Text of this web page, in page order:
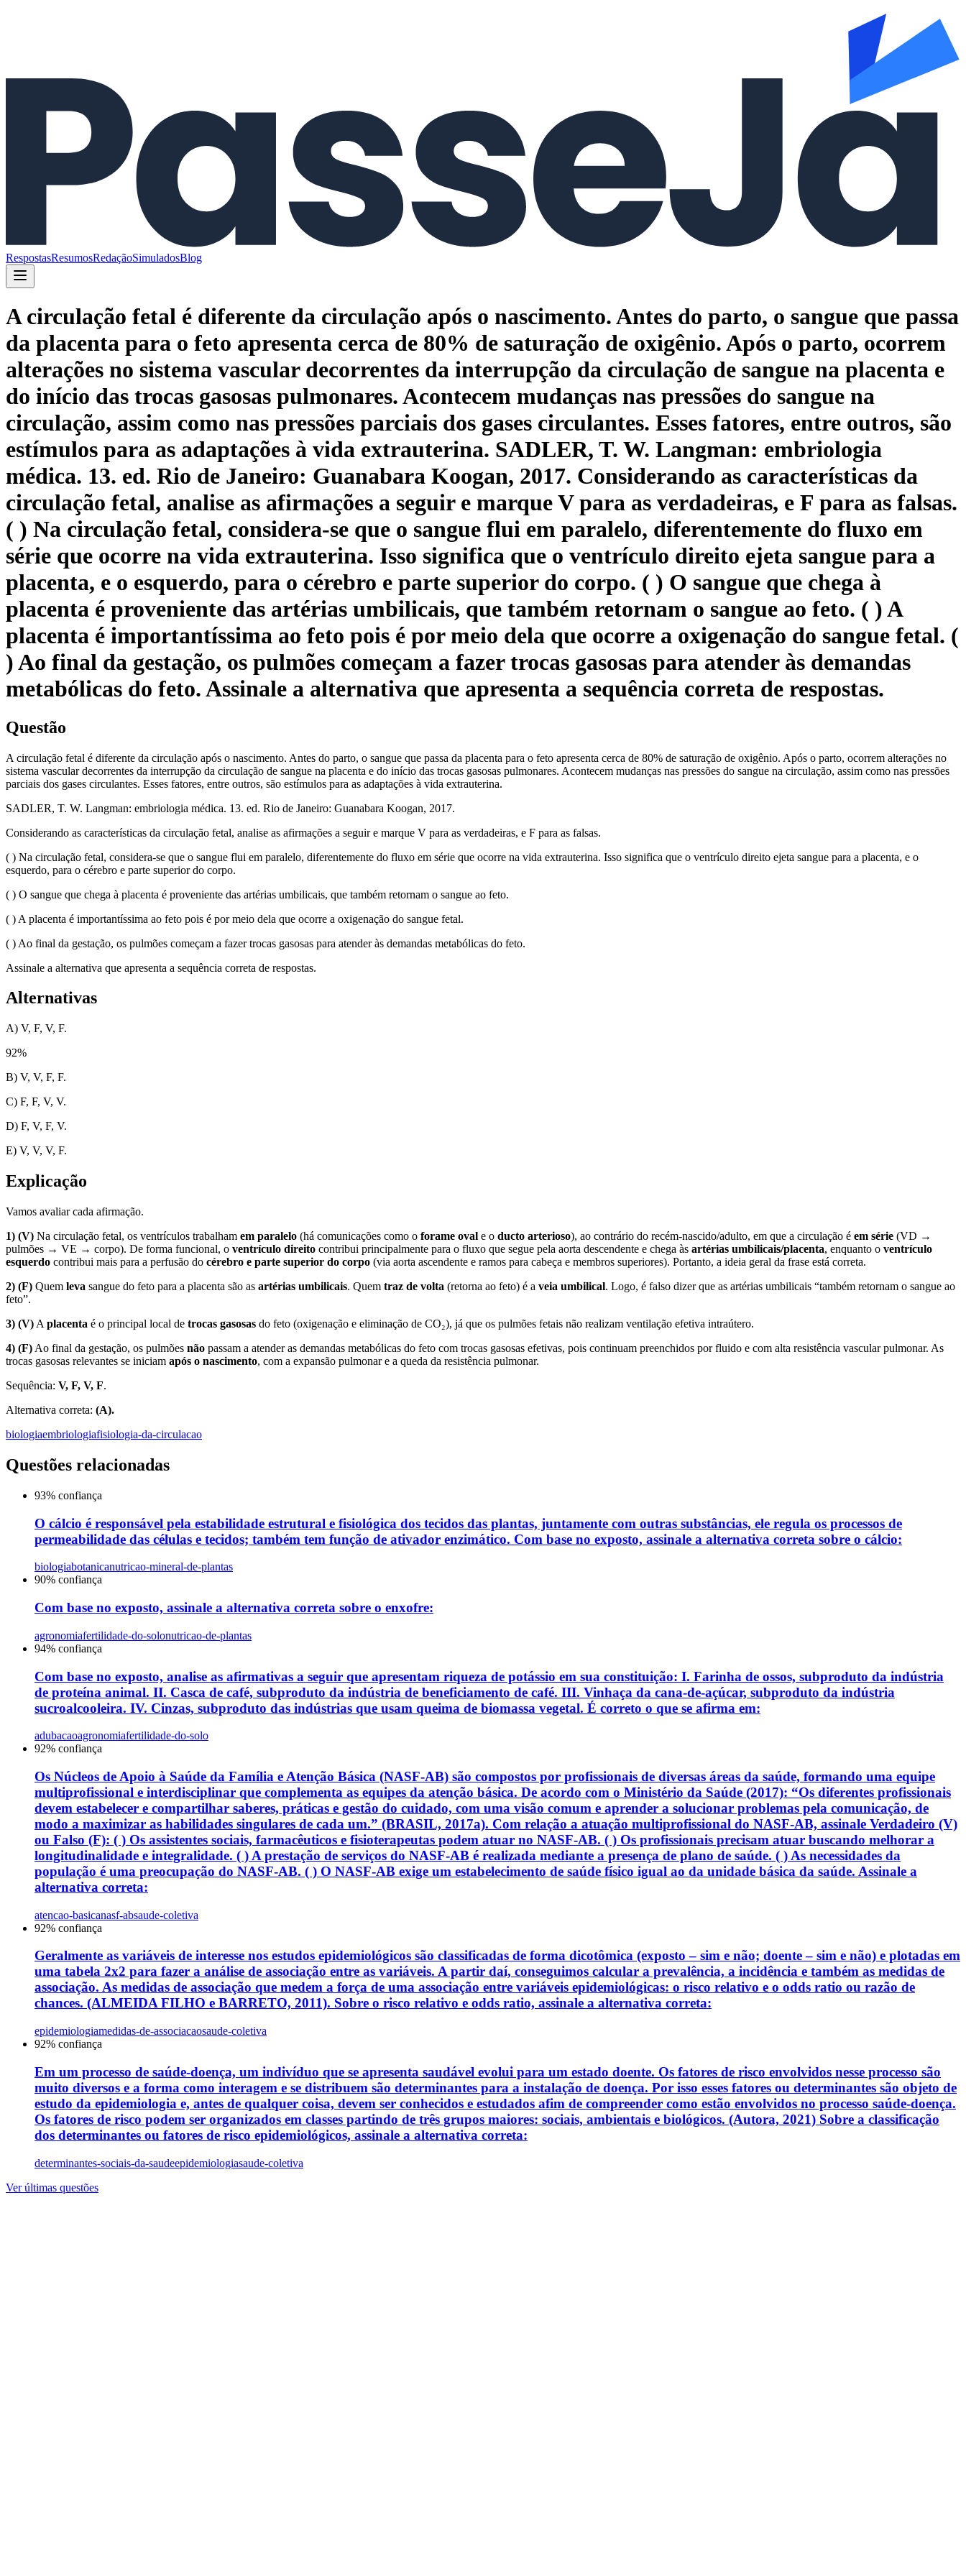
RespostasResumosRedaçãoSimuladosBlog
A circulação fetal é diferente da circulação após o nascimento. Antes do parto, o sangue que passa
da placenta para o feto apresenta cerca de 80% de saturação de oxigênio. Após o parto, ocorrem
alterações no sistema vascular decorrentes da interrupção da circulação de sangue na placenta e
do início das trocas gasosas pulmonares. Acontecem mudanças nas pressões do sangue na
circulação, assim como nas pressões parciais dos gases circulantes. Esses fatores, entre outros, são
estímulos para as adaptações à vida extrauterina. SADLER, T. W. Langman: embriologia
médica. 13. ed. Rio de Janeiro: Guanabara Koogan, 2017. Considerando as características da
circulação fetal, analise as afirmações a seguir e marque V para as verdadeiras, e F para as falsas.
( ) Na circulação fetal, considera-se que o sangue flui em paralelo, diferentemente do fluxo em
série que ocorre na vida extrauterina. Isso significa que o ventrículo direito ejeta sangue para a
placenta, e o esquerdo, para o cérebro e parte superior do corpo. ( ) O sangue que chega à
placenta é proveniente das artérias umbilicais, que também retornam o sangue ao feto. ( ) A
placenta é importantíssima ao feto pois é por meio dela que ocorre a oxigenação do sangue fetal. (
) Ao final da gestação, os pulmões começam a fazer trocas gasosas para atender às demandas
metabólicas do feto. Assinale a alternativa que apresenta a sequência correta de respostas.
Questão
A circulação fetal é diferente da circulação após o nascimento. Antes do parto, o sangue que passa da placenta para o feto apresenta cerca de 80% de saturação de oxigênio. Após o parto, ocorrem alterações no
sistema vascular decorrentes da interrupção da circulação de sangue na placenta e do início das trocas gasosas pulmonares. Acontecem mudanças nas pressões do sangue na circulação, assim como nas pressões
parciais dos gases circulantes. Esses fatores, entre outros, são estímulos para as adaptações à vida extrauterina.
SADLER, T. W. Langman: embriologia médica. 13. ed. Rio de Janeiro: Guanabara Koogan, 2017.
Considerando as características da circulação fetal, analise as afirmações a seguir e marque V para as verdadeiras, e F para as falsas.
( ) Na circulação fetal, considera-se que o sangue flui em paralelo, diferentemente do fluxo em série que ocorre na vida extrauterina. Isso significa que o ventrículo direito ejeta sangue para a placenta, e o
esquerdo, para o cérebro e parte superior do corpo.
( ) O sangue que chega à placenta é proveniente das artérias umbilicais, que também retornam o sangue ao feto.
( ) A placenta é importantíssima ao feto pois é por meio dela que ocorre a oxigenação do sangue fetal.
( ) Ao final da gestação, os pulmões começam a fazer trocas gasosas para atender às demandas metabólicas do feto.
Assinale a alternativa que apresenta a sequência correta de respostas.
Alternativas
A) V, F, V, F.
92%
B) V, V, F, F.
C) F, F, V, V.
D) F, V, F, V.
E) V, V, V, F.
Explicação
Vamos avaliar cada afirmação.
1) (V) Na circulação fetal, os ventrículos trabalham em paralelo (há comunicações como o forame oval e o ducto arterioso), ao contrário do recém-nascido/adulto, em que a circulação é em série (VD →
pulmões → VE → corpo). De forma funcional, o ventrículo direito contribui principalmente para o fluxo que segue pela aorta descendente e chega às artérias umbilicais/placenta, enquanto o ventrículo
esquerdo contribui mais para a perfusão do cérebro e parte superior do corpo (via aorta ascendente e ramos para cabeça e membros superiores). Portanto, a ideia geral da frase está correta.
2) (F) Quem leva sangue do feto para a placenta são as artérias umbilicais. Quem traz de volta (retorna ao feto) é a veia umbilical. Logo, é falso dizer que as artérias umbilicais “também retornam o sangue ao
feto”.
3) (V) A placenta é o principal local de trocas gasosas do feto (oxigenação e eliminação de CO₂), já que os pulmões fetais não realizam ventilação efetiva intraútero.
4) (F) Ao final da gestação, os pulmões não passam a atender as demandas metabólicas do feto com trocas gasosas efetivas, pois continuam preenchidos por fluido e com alta resistência vascular pulmonar. As
trocas gasosas relevantes se iniciam após o nascimento, com a expansão pulmonar e a queda da resistência pulmonar.
Sequência: V, F, V, F.
Alternativa correta: (A).
biologiaembriologiafisiologia-da-circulacao
Questões relacionadas
93% confiança
O cálcio é responsável pela estabilidade estrutural e fisiológica dos tecidos das plantas, juntamente com outras substâncias, ele regula os processos de
permeabilidade das células e tecidos; também tem função de ativador enzimático. Com base no exposto, assinale a alternativa correta sobre o cálcio:
biologiabotanicanutricao-mineral-de-plantas
90% confiança
Com base no exposto, assinale a alternativa correta sobre o enxofre:
agronomiafertilidade-do-solonutricao-de-plantas
94% confiança
Com base no exposto, analise as afirmativas a seguir que apresentam riqueza de potássio em sua constituição: I. Farinha de ossos, subproduto da indústria
de proteína animal. II. Casca de café, subproduto da indústria de beneficiamento de café. III. Vinhaça da cana-de-açúcar, subproduto da indústria
sucroalcooleira. IV. Cinzas, subproduto das indústrias que usam queima de biomassa vegetal. É correto o que se afirma em:
adubacaoagronomiafertilidade-do-solo
92% confiança
Os Núcleos de Apoio à Saúde da Família e Atenção Básica (NASF-AB) são compostos por profissionais de diversas áreas da saúde, formando uma equipe
multiprofissional e interdisciplinar que complementa as equipes da atenção básica. De acordo com o Ministério da Saúde (2017): “Os diferentes profissionais
devem estabelecer e compartilhar saberes, práticas e gestão do cuidado, com uma visão comum e aprender a solucionar problemas pela comunicação, de
modo a maximizar as habilidades singulares de cada um.” (BRASIL, 2017a). Com relação a atuação multiprofissional do NASF-AB, assinale Verdadeiro (V)
ou Falso (F): ( ) Os assistentes sociais, farmacêuticos e fisioterapeutas podem atuar no NASF-AB. ( ) Os profissionais precisam atuar buscando melhorar a
longitudinalidade e integralidade. ( ) A prestação de serviços do NASF-AB é realizada mediante a presença de plano de saúde. ( ) As necessidades da
população é uma preocupação do NASF-AB. ( ) O NASF-AB exige um estabelecimento de saúde físico igual ao da unidade básica da saúde. Assinale a
alternativa correta:
atencao-basicanasf-absaude-coletiva
92% confiança
Geralmente as variáveis de interesse nos estudos epidemiológicos são classificadas de forma dicotômica (exposto – sim e não; doente – sim e não) e plotadas em
uma tabela 2x2 para fazer a análise de associação entre as variáveis. A partir daí, conseguimos calcular a prevalência, a incidência e também as medidas de
associação. As medidas de associação que medem a força de uma associação entre variáveis epidemiológicas: o risco relativo e o odds ratio ou razão de
chances. (ALMEIDA FILHO e BARRETO, 2011). Sobre o risco relativo e odds ratio, assinale a alternativa correta:
epidemiologiamedidas-de-associacaosaude-coletiva
92% confiança
Em um processo de saúde-doença, um indivíduo que se apresenta saudável evolui para um estado doente. Os fatores de risco envolvidos nesse processo são
muito diversos e a forma como interagem e se distribuem são determinantes para a instalação de doença. Por isso esses fatores ou determinantes são objeto de
estudo da epidemiologia e, antes de qualquer coisa, devem ser conhecidos e estudados afim de compreender como estão envolvidos no processo saúde-doença.
Os fatores de risco podem ser organizados em classes partindo de três grupos maiores: sociais, ambientais e biológicos. (Autora, 2021) Sobre a classificação
dos determinantes ou fatores de risco epidemiológicos, assinale a alternativa correta:
determinantes-sociais-da-saudeepidemiologiasaude-coletiva
Ver últimas questões